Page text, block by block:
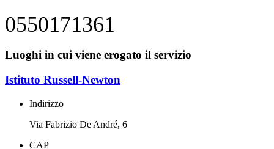
0550171361
Luoghi in cui viene erogato il servizio
Istituto Russell-Newton
Indirizzo
Via Fabrizio De André, 6
CAP